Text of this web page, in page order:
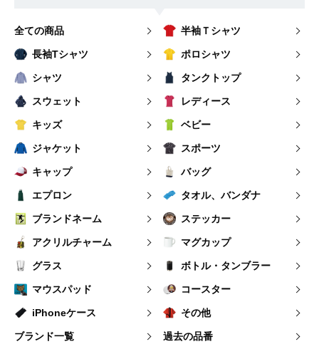
全ての商品 半袖Ｔシャツ
長袖Tシャツ ポロシャツ
シャツ タンクトップ
スウェット レディース
キッズ ベビー
ジャケット スポーツ
キャップ バッグ
エプロン タオル、バンダナ
ブランドネーム ステッカー
アクリルチャーム マグカップ
グラス ボトル・タンブラー
マウスパッド コースター
iPhoneケース その他
ブランド一覧 過去の品番